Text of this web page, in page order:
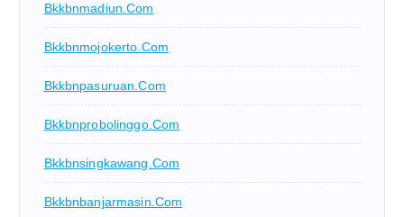
Bkkbnmadiun.com
Bkkbnmojokerto.com
Bkkbnpasuruan.com
Bkkbnprobolinggo.com
Bkkbnsingkawang.com
Bkkbnbanjarmasin.com